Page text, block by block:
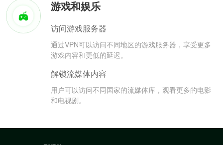
游戏和娱乐
访问游戏服务器
通过VPN可以访问不同地区的游戏服务器，享受更多
游戏内容和更低的延迟。
解锁流媒体内容
用户可以访问不同国家的流媒体库，观看更多的电影
和电视剧。